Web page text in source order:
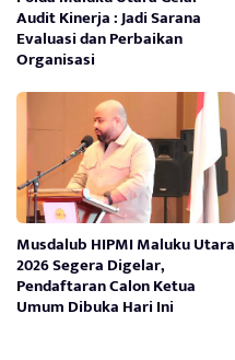
Audit Kinerja : Jadi Sarana
Evaluasi dan Perbaikan
Organisasi
Musdalub HIPMI Maluku Utara
2026 Segera Digelar,
Pendaftaran Calon Ketua
Umum Dibuka Hari Ini